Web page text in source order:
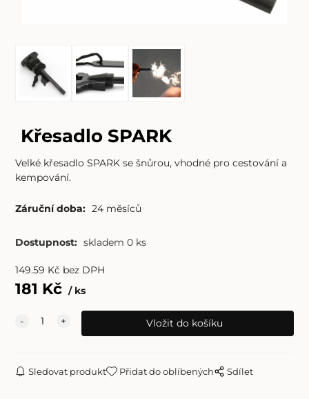
Křesadlo SPARK
Velké křesadlo SPARK se šnůrou, vhodné pro cestování a
kempování.
Záruční doba: 24 měsíců
Dostupnost: skladem 0 ks
149.59 Kč bez DPH
181 Kč ks
Sledovat produkt Přidat do oblíbených Sdílet